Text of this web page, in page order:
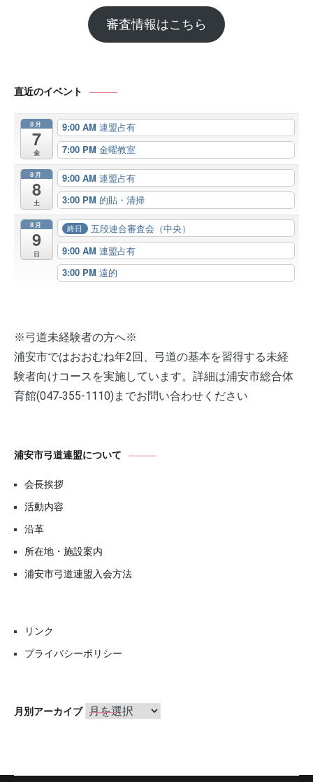
審査情報はこちら
直近のイベント
8月
7
金
9:00 AM 連盟占有
7:00 PM 金曜教室
8月
8
土
9:00 AM 連盟占有
3:00 PM 的貼・清掃
8月
9
日
終日
五段連合審査会（中央）
9:00 AM 連盟占有
3:00 PM 遠的
※弓道未経験者の方へ※
浦安市ではおおむね年2回、弓道の基本を習得する未経
験者向けコースを実施しています。詳細は浦安市総合体
育館(047‐355-1110)までお問い合わせください
浦安市弓道連盟について
会長挨拶
活動内容
沿革
所在地・施設案内
浦安市弓道連盟入会方法
リンク
プライバシーポリシー
月別アーカイブ 月